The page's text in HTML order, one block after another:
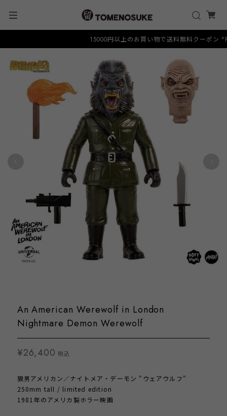
15000円以上のお買い物で送料無料クーポン
An American Werewolf in London
Nightmare Demon Werewolf
¥26,400 税込
狼男アメリカン／ナイトメア・デーモン "ウェアウルフ"
250mm tall / limited edition
1981年のアメリカ製ホラー映画